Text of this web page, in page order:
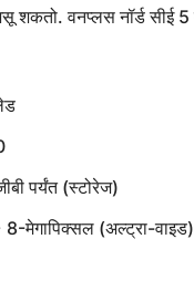
वनप्लस नॉर्ड सीई 5
पर्यंत (स्टोरेज)
मेगापिक्सल (अल्ट्रा-वाइड)